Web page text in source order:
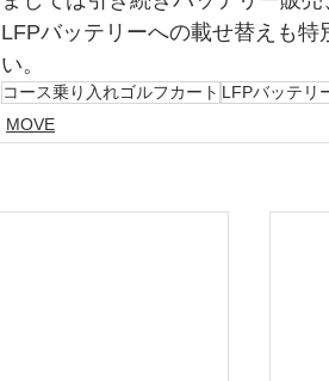
LFPバッテリーへの載せ替えも
い。
コース乗り入れゴルフカート LFPバッテリ
MOVE